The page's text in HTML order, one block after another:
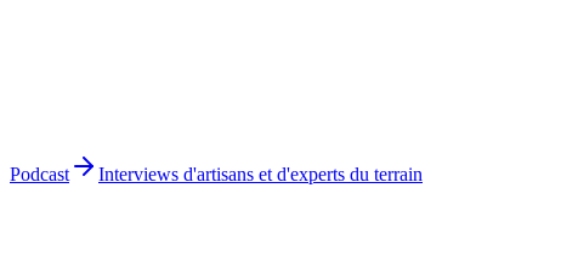
Podcast Interviews d'artisans et d'experts du terrain